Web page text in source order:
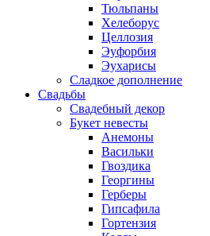
Тюльпаны
Хелеборус
Целлозия
Эуфорбия
Эухарисы
Сладкое дополнение
Свадьбы
Свадебный декор
Букет невесты
Анемоны
Васильки
Гвоздика
Георгины
Герберы
Гипсафила
Гортензия